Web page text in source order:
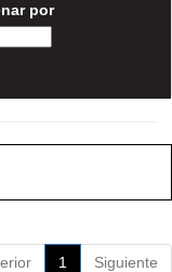
por
1 Siguiente